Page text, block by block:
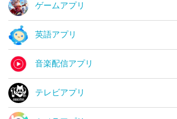
ゲームアプリ
英語アプリ
音楽配信アプリ
テレビアプリ